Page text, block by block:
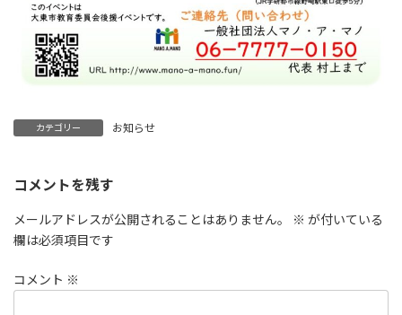
カテゴリー お知らせ
コメントを残す
メールアドレスが公開されることはありません。 ※ が付いている
欄は必須項目です
コメント ※